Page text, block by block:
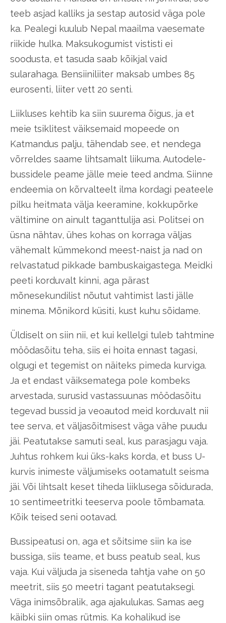
teeb asjad kalliks ja sestap autosid väga pole
ka. Pealegi kuulub Nepal maailma vaesemate
riikide hulka. Maksukogumist vististi ei
soodusta, et tasuda saab kõikjal vaid
sularahaga. Bensiiniliiter maksab umbes 85
eurosenti, liiter vett 20 senti.
Liikluses kehtib ka siin suurema õigus, ja et
meie tsiklitest väiksemaid mopeede on
Katmandus palju, tähendab see, et nendega
võrreldes saame lihtsamalt liikuma. Autodele-
bussidele peame jälle meie teed andma. Siinne
endeemia on kõrvalteelt ilma kordagi peateele
pilku heitmata välja keeramine, kokkupõrke
vältimine on ainult taganttulija asi. Politsei on
üsna nähtav, ühes kohas on korraga väljas
vähemalt kümmekond meest-naist ja nad on
relvastatud pikkade bambuskaigastega. Meidki
peeti korduvalt kinni, aga pärast
mõnesekundilist nõutut vahtimist lasti jälle
minema. Mõnikord küsiti, kust kuhu sõidame.
Üldiselt on siin nii, et kui kellelgi tuleb tahtmine
möödasõitu teha, siis ei hoita ennast tagasi,
olgugi et tegemist on näiteks pimeda kurviga.
Ja et endast väiksematega pole kombeks
arvestada, surusid vastassuunas möödasõitu
tegevad bussid ja veoautod meid korduvalt nii
tee serva, et väljasõitmisest väga vähe puudu
jäi. Peatutakse samuti seal, kus parasjagu vaja.
Juhtus rohkem kui üks-kaks korda, et buss U-
kurvis inimeste väljumiseks ootamatult seisma
jäi. Või lihtsalt keset tiheda liiklusega sõidurada,
10 sentimeetritki teeserva poole tõmbamata.
Kõik teised seni ootavad.
Bussipeatusi on, aga et sõitsime siin ka ise
bussiga, siis teame, et buss peatub seal, kus
vaja. Kui väljuda ja siseneda tahtja vahe on 50
meetrit, siis 50 meetri tagant peatutaksegi.
Väga inimsõbralik, aga ajakulukas. Samas aeg
käibki siin omas rütmis. Ka kohalikud ise